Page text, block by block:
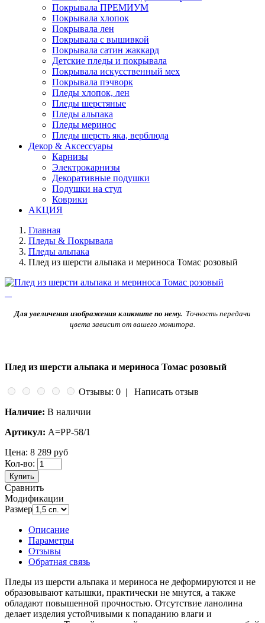
Покрывала ПРЕМИУМ
Покрывала хлопок
Покрывала лен
Покрывала с вышивкой
Покрывала сатин жаккард
Детские пледы и покрывала
Покрывала искусственный мех
Покрывала пэчворк
Пледы хлопок, лен
Пледы шерстяные
Пледы альпака
Пледы меринос
Пледы шерсть яка, верблюда
Декор & Аксессуары
Карнизы
Электрокарнизы
Декоративные подушки
Подушки на стул
Коврики
АКЦИЯ
Главная
Пледы & Покрывала
Пледы альпака
Плед из шерсти альпака и мериноса Томас розовый
Для увеличения изображения кликните по нему. Точность передачи
цвета зависит от вашего монитора.
Плед из шерсти альпака и мериноса Томас розовый
Отзывы: 0 | Написать отзыв
Наличие: В наличии
Артикул: А=PP-58/1
Цена: 8 289 руб
Кол-во:
Купить
Сравнить
Модификации
Размер
Описание
Параметры
Отзывы
Обратная связь
Пледы из шерсти альпака и мериноса не деформируются и не
образовывают катышки, практически не мнутся, а также
обладают повышенной прочностью. Отсутствие ланолина
делает изделия устойчивыми к попаданию влаги и